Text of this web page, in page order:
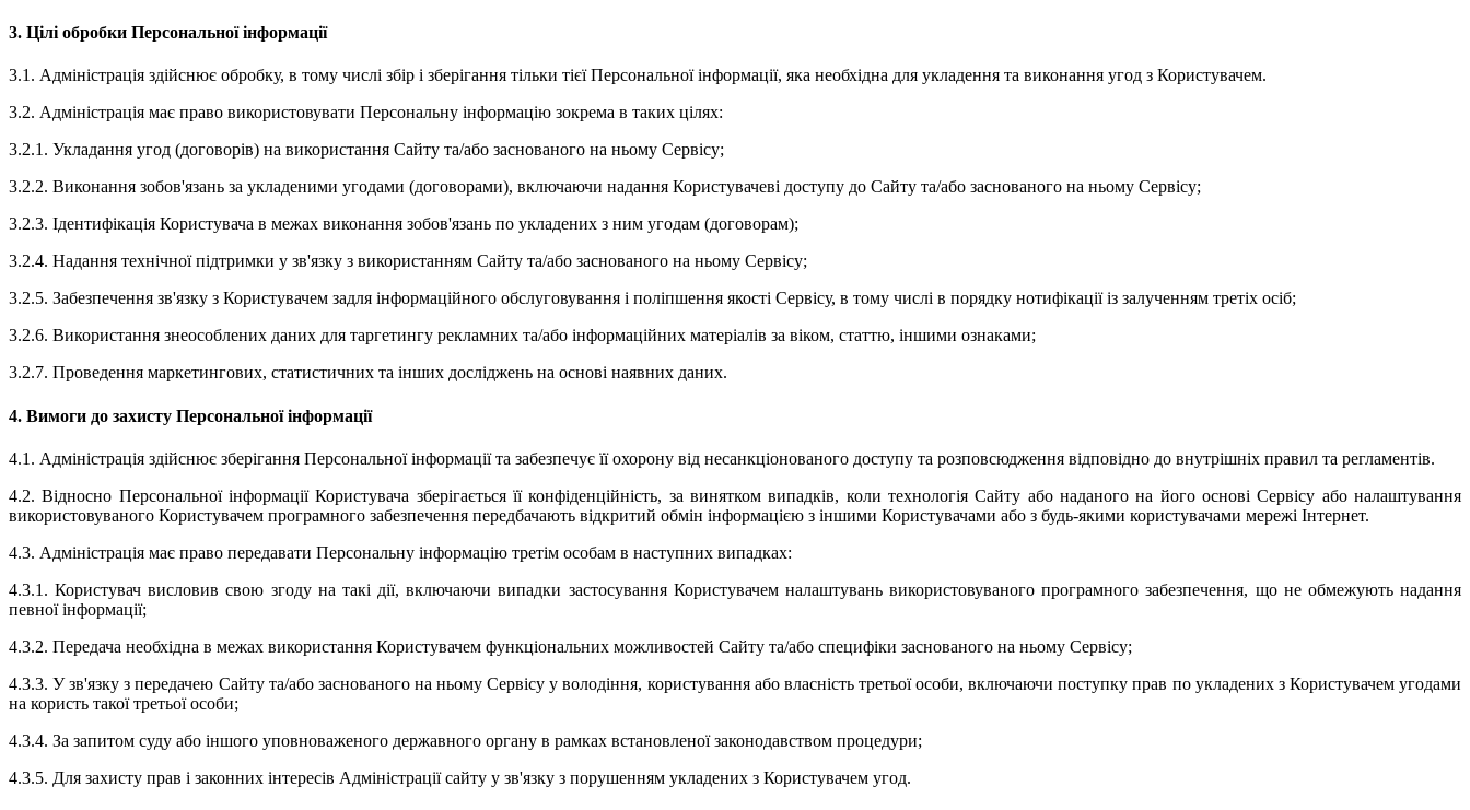
3. Цілі обробки Персональної інформації
3.1. Адміністрація здійснює обробку, в тому числі збір і зберігання тільки тієї Персональної інформації, яка необхідна для укладення та виконання угод з Користувачем.
3.2. Адміністрація має право використовувати Персональну інформацію зокрема в таких цілях:
3.2.1. Укладання угод (договорів) на використання Сайту та/або заснованого на ньому Сервісу;
3.2.2. Виконання зобов'язань за укладеними угодами (договорами), включаючи надання Користувачеві доступу до Сайту та/або заснованого на ньому Сервісу;
3.2.3. Ідентифікація Користувача в межах виконання зобов'язань по укладених з ним угодам (договорам);
3.2.4. Надання технічної підтримки у зв'язку з використанням Сайту та/або заснованого на ньому Сервісу;
3.2.5. Забезпечення зв'язку з Користувачем задля інформаційного обслуговування і поліпшення якості Сервісу, в тому числі в порядку нотифікації із залученням третіх осіб;
3.2.6. Використання знеособлених даних для таргетингу рекламних та/або інформаційних матеріалів за віком, статтю, іншими ознаками;
3.2.7. Проведення маркетингових, статистичних та інших досліджень на основі наявних даних.
4. Вимоги до захисту Персональної інформації
4.1. Адміністрація здійснює зберігання Персональної інформації та забезпечує її охорону від несанкціонованого доступу та розповсюдження відповідно до внутрішніх правил та регламентів.
4.2. Відносно Персональної інформації Користувача зберігається її конфіденційність, за винятком випадків, коли технологія Сайту або наданого на його основі Сервісу або налаштування
використовуваного Користувачем програмного забезпечення передбачають відкритий обмін інформацією з іншими Користувачами або з будь-якими користувачами мережі Інтернет.
4.3. Адміністрація має право передавати Персональну інформацію третім особам в наступних випадках:
4.3.1. Користувач висловив свою згоду на такі дії, включаючи випадки застосування Користувачем налаштувань використовуваного програмного забезпечення, що не обмежують надання
певної інформації;
4.3.2. Передача необхідна в межах використання Користувачем функціональних можливостей Сайту та/або специфіки заснованого на ньому Сервісу;
4.3.3. У зв'язку з передачею Сайту та/або заснованого на ньому Сервісу у володіння, користування або власність третьої особи, включаючи поступку прав по укладених з Користувачем угодами
на користь такої третьої особи;
4.3.4. За запитом суду або іншого уповноваженого державного органу в рамках встановленої законодавством процедури;
4.3.5. Для захисту прав і законних інтересів Адміністрації сайту у зв'язку з порушенням укладених з Користувачем угод.